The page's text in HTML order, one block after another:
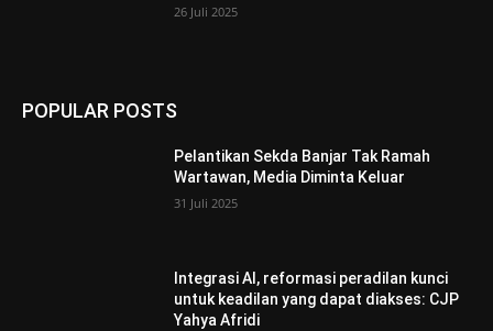
26 Juli 2025
POPULAR POSTS
Pelantikan Sekda Banjar Tak Ramah
Wartawan, Media Diminta Keluar
31 Juli 2025
Integrasi AI, reformasi peradilan kunci
untuk keadilan yang dapat diakses: CJP
Yahya Afridi